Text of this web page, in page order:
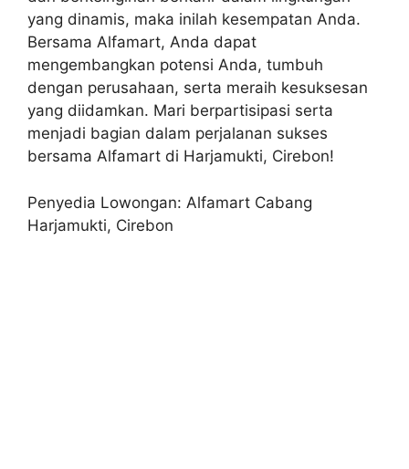
yang dinamis, maka inilah kesempatan Anda.
Bersama Alfamart, Anda dapat
mengembangkan potensi Anda, tumbuh
dengan perusahaan, serta meraih kesuksesan
yang diidamkan. Mari berpartisipasi serta
menjadi bagian dalam perjalanan sukses
bersama Alfamart di Harjamukti, Cirebon!
Penyedia Lowongan: Alfamart Cabang
Harjamukti, Cirebon